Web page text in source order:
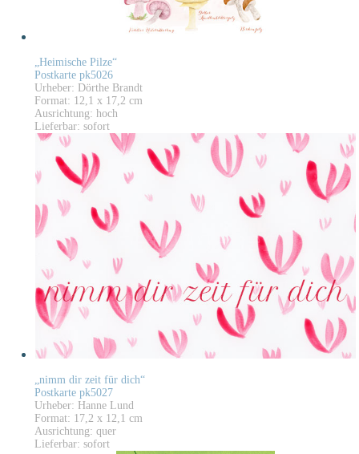
„Heimische Pilze“
Postkarte pk5026
Urheber: Dörthe Brandt
Format: 12,1 x 17,2 cm
Ausrichtung: hoch
Lieferbar: sofort
„nimm dir zeit für dich“
Postkarte pk5027
Urheber: Hanne Lund
Format: 17,2 x 12,1 cm
Ausrichtung: quer
Lieferbar: sofort